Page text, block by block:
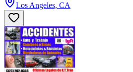
Los Angeles, CA